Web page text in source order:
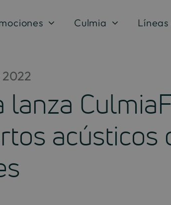
Culmia
2022
lanza
acústicos